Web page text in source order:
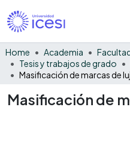
Home Academia
Tesis y trabajos de grado
Masificación de marcas de
Masificación de